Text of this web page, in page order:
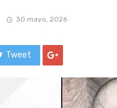
30 mayo, 2026
Tweet